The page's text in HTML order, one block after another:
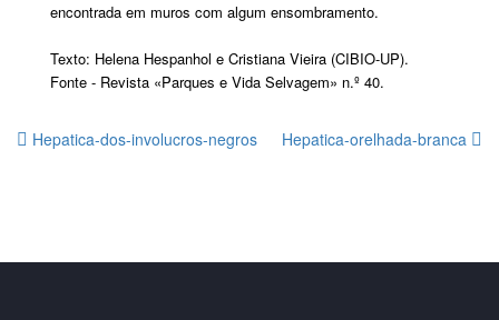
encontrada em muros com algum ensombramento.
Texto: Helena Hespanhol e Cristiana Vieira (CIBIO-UP).
Fonte - Revista «Parques e Vida Selvagem» n.º 40.
Hepatica-dos-involucros-negros Hepatica-orelhada-branca